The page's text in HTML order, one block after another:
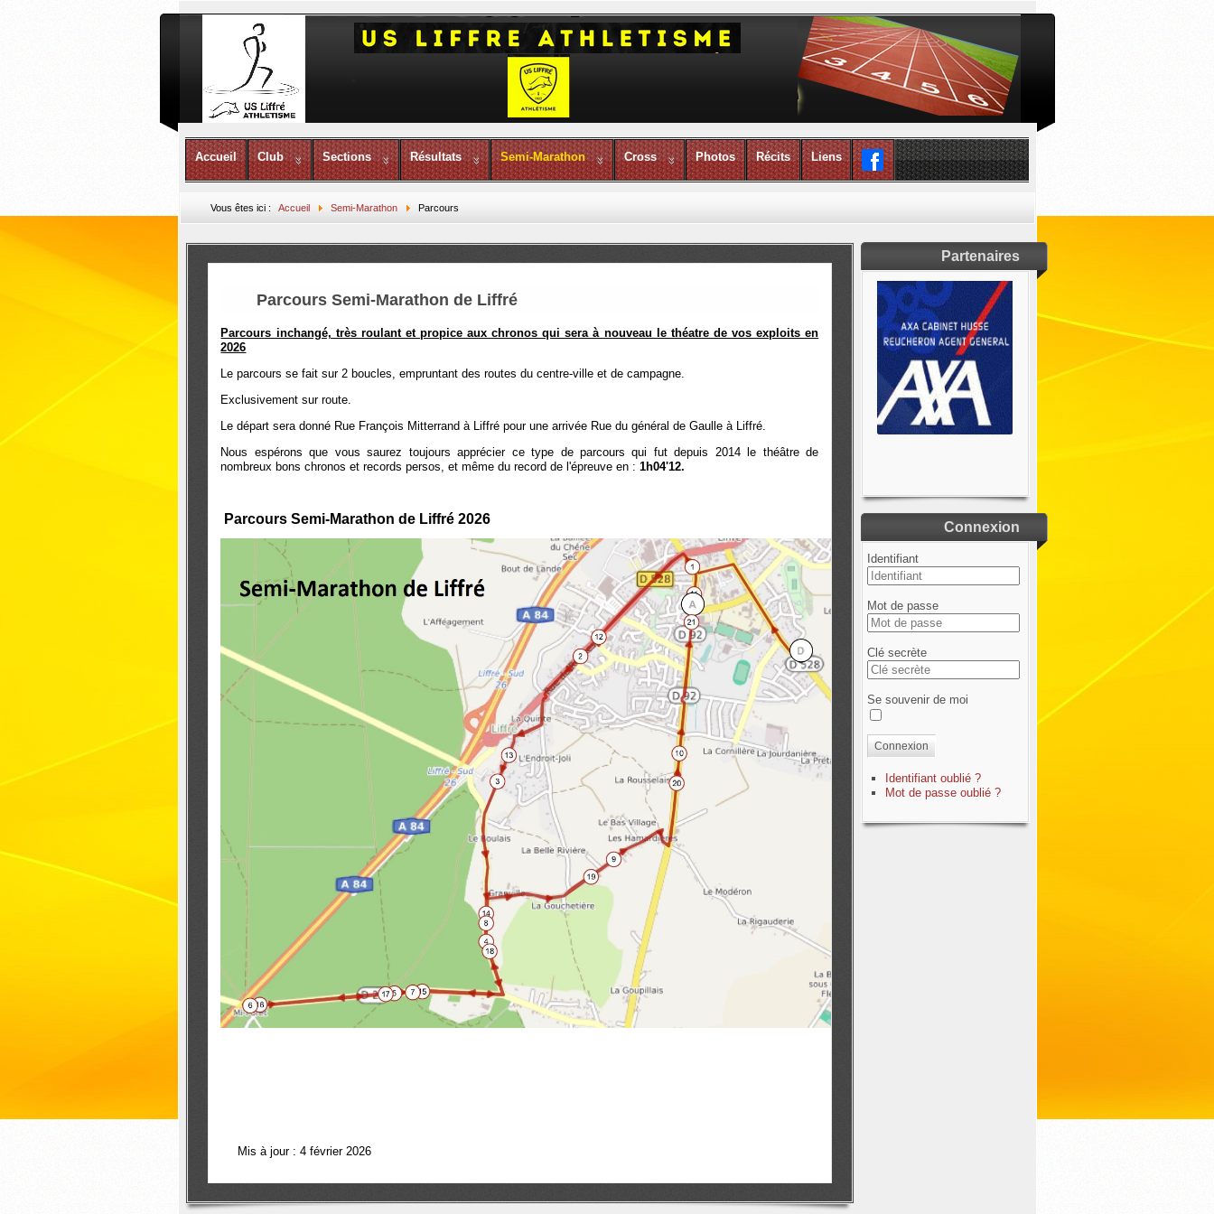
Accueil Club Sections Résultats Semi-Marathon Cross Photos Récits Liens
Vous êtes ici :Accueil Semi-Marathon Parcours
Parcours Semi-Marathon de Liffré
Parcours inchangé, très roulant et propice aux chronos qui sera à nouveau le théatre de vos exploits en
2026
Le parcours se fait sur 2 boucles, empruntant des routes du centre-ville et de campagne.
Exclusivement sur route.
Le départ sera donné Rue François Mitterrand à Liffré pour une arrivée Rue du général de Gaulle à Liffré.
Nous espérons que vous saurez toujours apprécier ce type de parcours qui fut depuis 2014 le théâtre de
nombreux bons chronos et records persos, et même du record de l'épreuve en :1h04'12.
Parcours Semi-Marathon de Liffré 2026
Mis à jour : 4 février 2026
Partenaires
Connexion
Identifiant
Mot de passe
Clé secrète
Se souvenir de moi
Connexion
Identifiant oublié ?
Mot de passe oublié ?